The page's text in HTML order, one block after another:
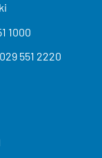
1000
029 551 2220